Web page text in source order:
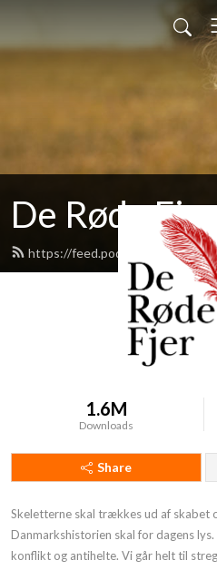
De Røde Fjer
https://feed.podbean.com/
1.6M
Downloads
Share
Skeletterne skal trækkes ud af skabet
Danmarkshistorien skal for dagens
konflikt og antihelte. Vi går helt til